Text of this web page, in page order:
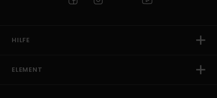
HILFE
ELEMENT